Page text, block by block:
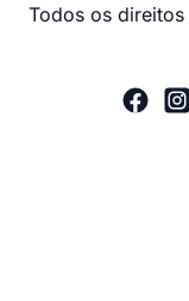
Todos os